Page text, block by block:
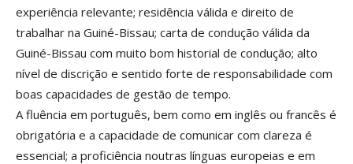
experiência relevante; residência válida e direito de
trabalhar na Guiné-Bissau; carta de condução válida da
Guiné-Bissau com muito bom historial de condução; alto
nível de discrição e sentido forte de responsabilidade com
boas capacidades de gestão de tempo.
A fluência em português, bem como em inglês ou francês é
obrigatória e a capacidade de comunicar com clareza é
essencial; a proficiência noutras línguas europeias e em